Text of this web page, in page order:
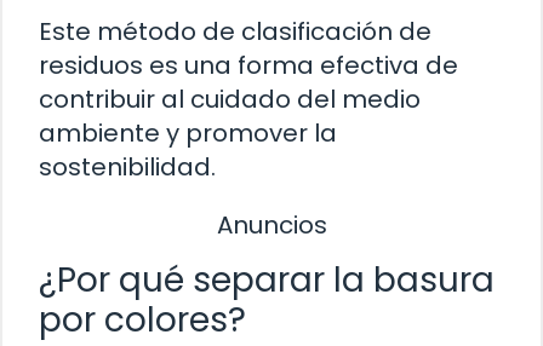
Este método de clasificación de
residuos es una forma efectiva de
contribuir al cuidado del medio
ambiente y promover la
sostenibilidad.
Anuncios
¿Por qué separar la basura
por colores?